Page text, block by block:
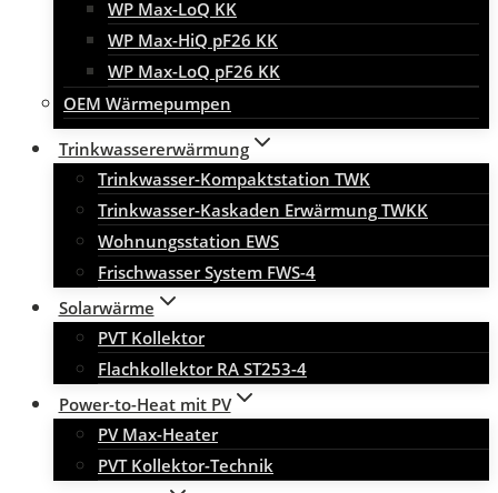
WP Max-LoQ KK
WP Max-HiQ pF26 KK
WP Max-LoQ pF26 KK
OEM Wärmepumpen
Trinkwassererwärmung
Trinkwasser-Kompaktstation TWK
Trinkwasser-Kaskaden Erwärmung TWKK
Wohnungsstation EWS
Frischwasser System FWS-4
Solarwärme
PVT Kollektor
Flachkollektor RA ST253-4
Power-to-Heat mit PV
PV Max-Heater
PVT Kollektor-Technik